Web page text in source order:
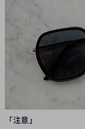
「注意」